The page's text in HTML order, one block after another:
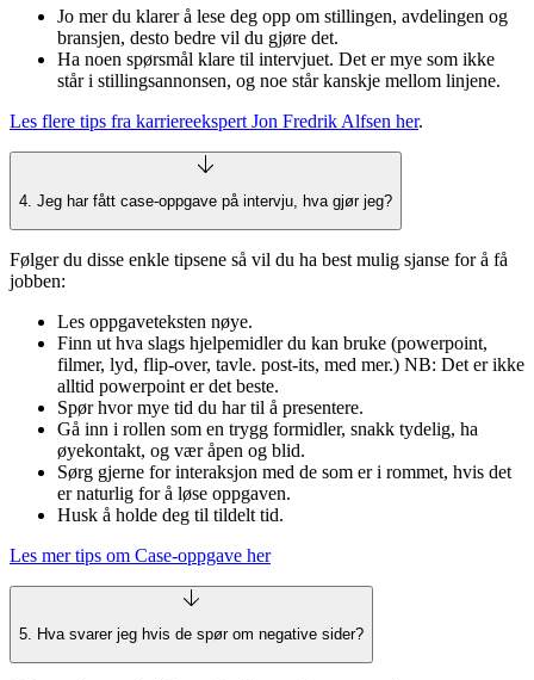
Jo mer du klarer å lese deg opp om stillingen, avdelingen og
bransjen, desto bedre vil du gjøre det.
Ha noen spørsmål klare til intervjuet. Det er mye som ikke
står i stillingsannonsen, og noe står kanskje mellom linjene.
Les flere tips fra karriereekspert Jon Fredrik Alfsen her.
4. Jeg har fått case-oppgave på intervju, hva gjør jeg?
Følger du disse enkle tipsene så vil du ha best mulig sjanse for å få
jobben:
Les oppgaveteksten nøye.
Finn ut hva slags hjelpemidler du kan bruke (powerpoint,
filmer, lyd, flip-over, tavle. post-its, med mer.) NB: Det er ikke
alltid powerpoint er det beste.
Spør hvor mye tid du har til å presentere.
Gå inn i rollen som en trygg formidler, snakk tydelig, ha
øyekontakt, og vær åpen og blid.
Sørg gjerne for interaksjon med de som er i rommet, hvis det
er naturlig for å løse oppgaven.
Husk å holde deg til tildelt tid.
Les mer tips om Case-oppgave her
5. Hva svarer jeg hvis de spør om negative sider?